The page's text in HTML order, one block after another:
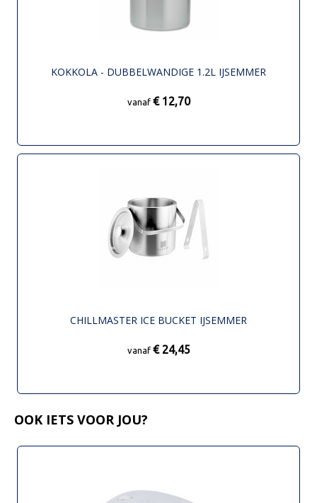
KOKKOLA - DUBBELWANDIGE 1.2L IJSEMMER
vanaf € 12,70
CHILLMASTER ICE BUCKET IJSEMMER
vanaf € 24,45
OOK IETS VOOR JOU?